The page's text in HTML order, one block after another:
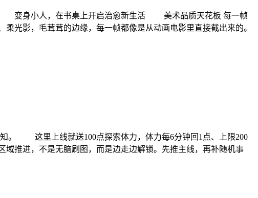
。 变身小人，在书桌上开启治愈新生活 美术品质天花板 每一帧
影，毛茸茸的边缘，每一帧都像是从动画电影里直接截出来的。
知。 这里上线就送100点探索体力，体力每6分钟回1点、上限200
推进，不是无脑刷图，而是边走边解锁。先推主线，再补随机事